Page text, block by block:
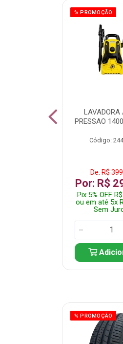
% PROMOÇÃO
LAVADORA
PRESSAO
Código:
De: R$
Por: R$
Pix 5% OFF
ou em até 5x
Sem
% PROMOÇÃO